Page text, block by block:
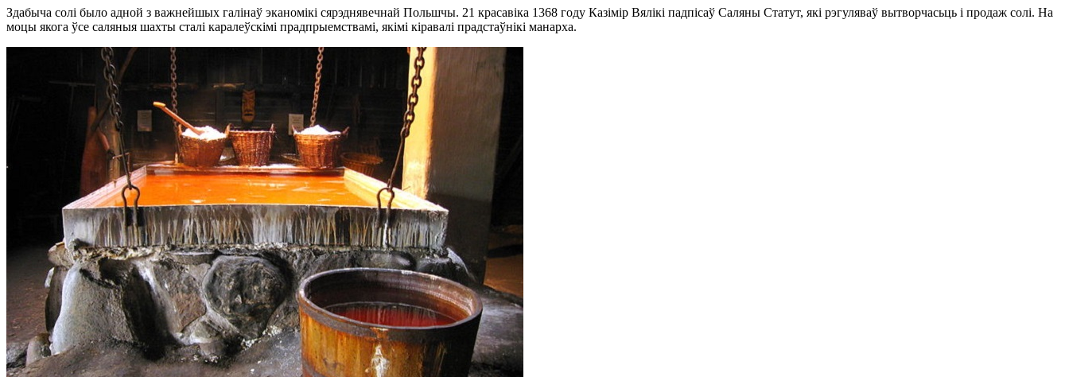
Здабыча солі было адной з важнейшых галінаў эканомікі сярэднявечнай Польшчы. 21 красавіка 1368 году Казімір Вялікі падпісаў Саляны Статут, які рэгуляваў вытворчасьць і продаж солі. На
моцы якога ўсе саляныя шахты сталі каралеўскімі прадпрыемствамі, якімі кіравалі прадстаўнікі манарха.